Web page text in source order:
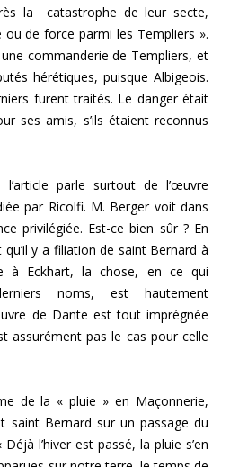
la catastrophe de leur secte,
de force parmi les Templiers ».
commanderie de Templiers, et
hérétiques, puisque Albigeois.
furent traités. Le danger était
ses amis, s’ils étaient recon­nus
parle surtout de l’œuvre
par Ricolfi. M. Berger voit dans
privilégiée. Est-ce bien sûr ? En
y a filiation de saint Bernard à
à Eckhart, la chose, en ce qui
noms, est hautement
de Dante est tout imprégnée
assurément pas le cas pour celle
de la « pluie » en Maçonnerie,
saint Bernard sur un passage du
Déjà l’hiver est passé, la pluie s’en